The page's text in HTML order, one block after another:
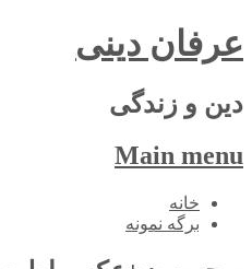
عرفان دینی
دین و زندگی
Main menu
Skip
خانه
برگه نمونه